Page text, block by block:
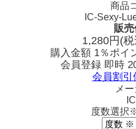
商品
IC-Sexy-
販
1,280円 (
購入金額 1％ポイ
会員登録 即時
会員割引
メ
度数選択